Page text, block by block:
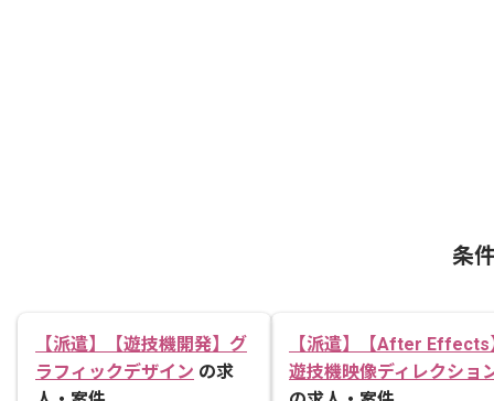
条
【派遣】【遊技機開発】グ
ラフィックデザイン の求
【派遣】【After Effects
遊技機映像ディレクショ